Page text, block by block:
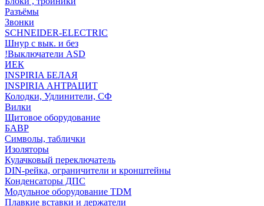
Разъёмы
Звонки
SCHNEIDER-ELECTRIC
Шнур с вык. и без
!Выключатели ASD
ИЕК
INSPIRIA БЕЛАЯ
INSPIRIA АНТРАЦИТ
Колодки, Удлинители, СФ
Вилки
Щитовое оборудование
БАВР
Символы, таблички
Изоляторы
Кулачковый переключатель
DIN-рейка, ограничители и кронштейны
Конденсаторы ДПС
Модульное оборудование TDM
Плавкие вставки и держатели